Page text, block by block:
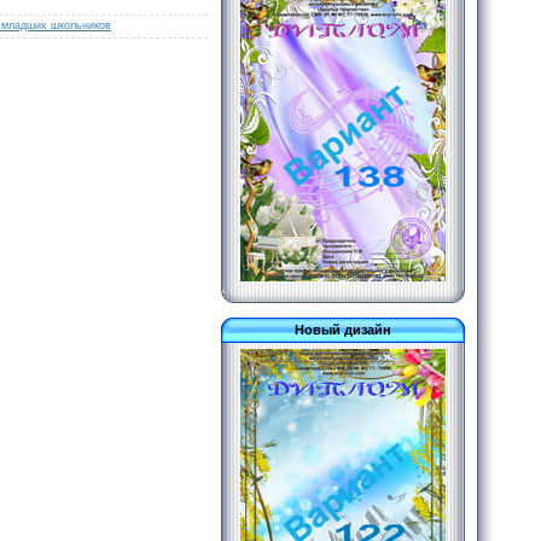
школьников
Новый дизайн